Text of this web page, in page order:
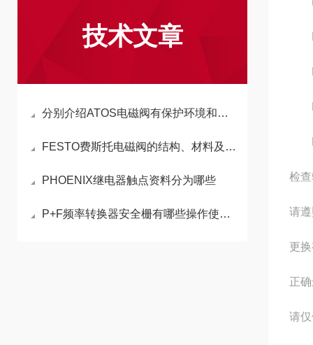
技术文章
分别介绍ATOS电磁阀有保护环境和节约能源的作用
FESTO费斯托电磁阀的结构、材料及特性
PHOENIX继电器触点资料分为哪些
P+F频率转换器安全栅有哪些操作使用注意事项
检
请
更
正
请